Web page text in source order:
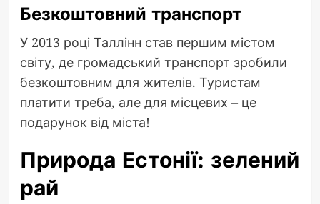
Безкоштовний транспорт
У 2013 році Таллінн став першим містом
світу, де громадський транспорт зробили
безкоштовним для жителів. Туристам
платити треба, але для місцевих – це
подарунок від міста!
Природа Естонії: зелений
рай